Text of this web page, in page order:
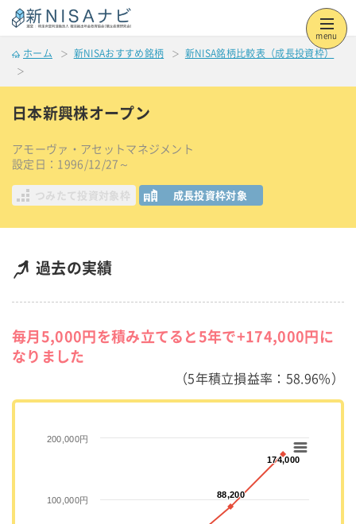
menu
ホーム 新NISAおすすめ銘柄 新NISA銘柄比較表（成長投資枠）
日本新興株オープン
アモーヴァ・アセットマネジメント
設定日：1996/12/27～
つみたて投資対象枠 成長投資枠対象
過去の実績
毎月5,000円を積み立てると5年で+174,000円に
なりました
（5年積立損益率：58.96%）
88,200
88,200
174,000
174,000
100,000円
200,000円